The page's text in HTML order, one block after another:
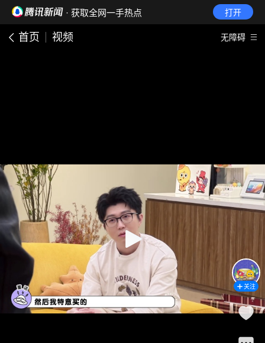
· 获取全网一手热点 打开
首页 视频 无障碍
关注